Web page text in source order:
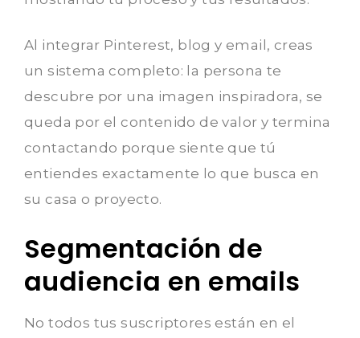
Al integrar Pinterest, blog y email, creas
un sistema completo: la persona te
descubre por una imagen inspiradora, se
queda por el contenido de valor y termina
contactando porque siente que tú
entiendes exactamente lo que busca en
su casa o proyecto.
Segmentación de
audiencia en emails
No todos tus suscriptores están en el